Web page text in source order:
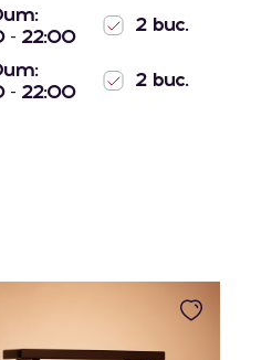
- 22:00
2 buc.
- 22:00
2 buc.